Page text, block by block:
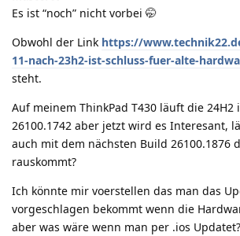
Es ist “noch” nicht vorbei 🤭
Obwohl der Link https://
11-nach-23h2-ist-schluss-fuer-alte-
steht.
Auf meinem ThinkPad T430 läuft die 24H2
26100.1742 aber jetzt wird es Interesant,
auch mit dem nächsten Build 26100.1876
rauskommt?
Ich könnte mir voerstellen das man das
vorgeschlagen bekommt wenn die
aber was wäre wenn man per .ios Updatet?